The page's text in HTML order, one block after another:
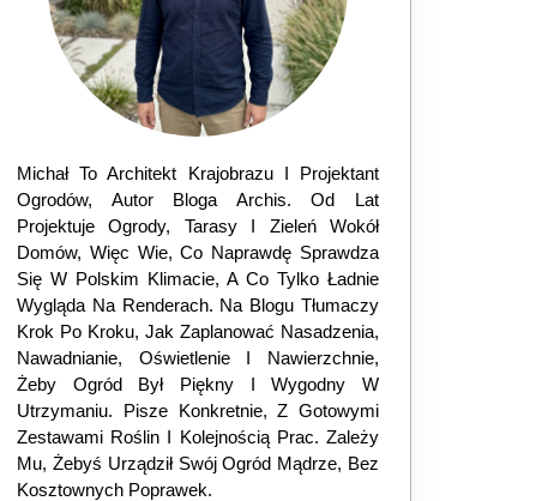
Michał To Architekt Krajobrazu I Projektant
Ogrodów, Autor Bloga Archis. Od Lat
Projektuje Ogrody, Tarasy I Zieleń Wokół
Domów, Więc Wie, Co Naprawdę Sprawdza
Się W Polskim Klimacie, A Co Tylko Ładnie
Wygląda Na Renderach. Na Blogu Tłumaczy
Krok Po Kroku, Jak Zaplanować Nasadzenia,
Nawadnianie, Oświetlenie I Nawierzchnie,
Żeby Ogród Był Piękny I Wygodny W
Utrzymaniu. Pisze Konkretnie, Z Gotowymi
Zestawami Roślin I Kolejnością Prac. Zależy
Mu, Żebyś Urządził Swój Ogród Mądrze, Bez
Kosztownych Poprawek.